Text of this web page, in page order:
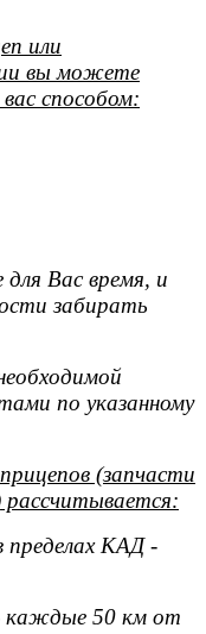
или
вы можете
способом:
для Вас время, и
забирать
по указанному
(запчасти
рассчитывается:
пределах КАД -
каждые 50 км от